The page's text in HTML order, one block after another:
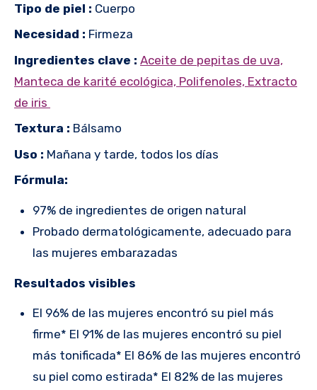
Tipo de piel : Cuerpo
Necesidad : Firmeza
Ingredientes clave : Aceite de pepitas de uva,
Manteca de karité ecológica, Polifenoles, Extracto
de iris
Textura : Bálsamo
Uso : Mañana y tarde, todos los días
Fórmula:
97% de ingredientes de origen natural
Probado dermatológicamente, adecuado para
las mujeres embarazadas
Resultados visibles
El 96% de las mujeres encontró su piel más
firme* El 91% de las mujeres encontró su piel
más tonificada* El 86% de las mujeres encontró
su piel como estirada* El 82% de las mujeres